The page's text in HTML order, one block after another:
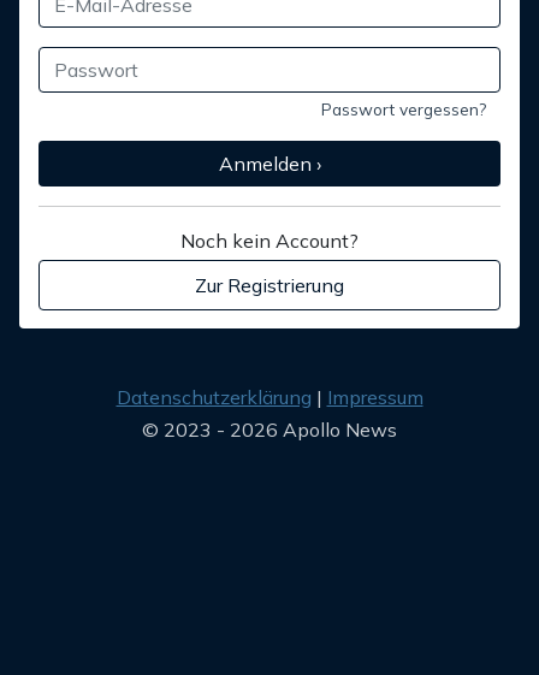
Passwort vergessen?
Anmelden ›
Noch kein Account?
Zur Registrierung
Datenschutzerklärung
Impressum
© 2023 - 2026 Apollo News